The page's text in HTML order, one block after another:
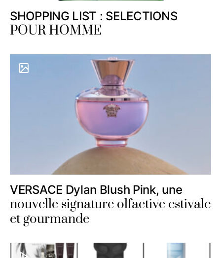
SHOPPING LIST : SELECTIONS
POUR HOMME
VERSACE Dylan Blush Pink, une
nouvelle signature olfactive estivale
et gourmande